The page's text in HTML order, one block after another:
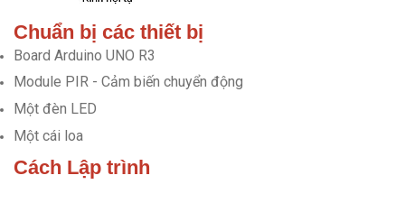
Chuẩn bị các thiết bị
Board Arduino UNO R3
Module PIR - Cảm biến chuyển động
Một đèn LED
Một cái loa
Cách Lập trình